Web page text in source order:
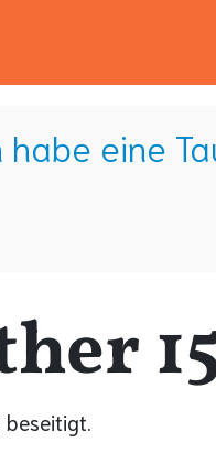
habe eine
beseitigt.